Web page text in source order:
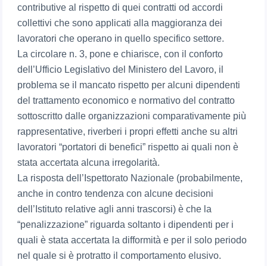
contributive al rispetto di quei contratti od accordi
collettivi che sono applicati alla maggioranza dei
lavoratori che operano in quello specifico settore.
La circolare n. 3, pone e chiarisce, con il conforto
dell’Ufficio Legislativo del Ministero del Lavoro, il
problema se il mancato rispetto per alcuni dipendenti
del trattamento economico e normativo del contratto
sottoscritto dalle organizzazioni comparativamente più
rappresentative, riverberi i propri effetti anche su altri
lavoratori “portatori di benefici” rispetto ai quali non è
stata accertata alcuna irregolarità.
La risposta dell’Ispettorato Nazionale (probabilmente,
anche in contro tendenza con alcune decisioni
dell’Istituto relative agli anni trascorsi) è che la
“penalizzazione” riguarda soltanto i dipendenti per i
quali è stata accertata la difformità e per il solo periodo
nel quale si è protratto il comportamento elusivo.